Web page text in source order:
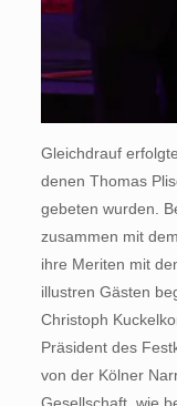
Gleichdrauf
denen Thomas
gebeten wurden.
zusammen mit
ihre Meriten mit
illustren Gästen
Christoph
Präsident des
von der Kölner
Gesellschaft, wie